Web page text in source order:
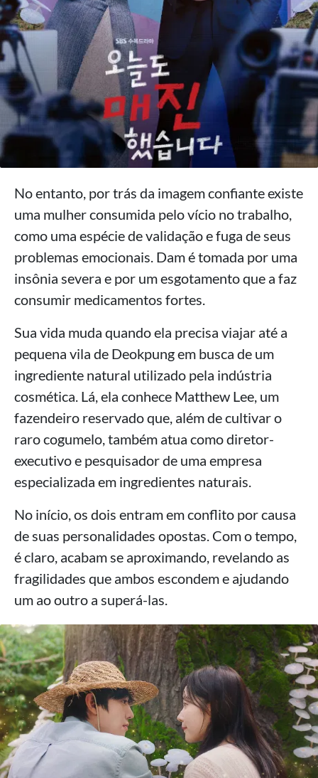
No entanto, por trás da imagem confiante existe
uma mulher consumida pelo vício no trabalho,
como uma espécie de validação e fuga de seus
problemas emocionais. Dam é tomada por uma
insônia severa e por um esgotamento que a faz
consumir medicamentos fortes.
Sua vida muda quando ela precisa viajar até a
pequena vila de Deokpung em busca de um
ingrediente natural utilizado pela indústria
cosmética. Lá, ela conhece Matthew Lee, um
fazendeiro reservado que, além de cultivar o
raro cogumelo, também atua como diretor-
executivo e pesquisador de uma empresa
especializada em ingredientes naturais.
No início, os dois entram em conflito por causa
de suas personalidades opostas. Com o tempo,
é claro, acabam se aproximando, revelando as
fragilidades que ambos escondem e ajudando
um ao outro a superá-las.